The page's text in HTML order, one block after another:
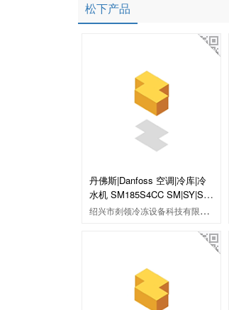
松下产品
丹佛斯|Danfoss 空调|冷库|冷
水机 SM185S4CC SM|SY|SZ
涡旋压缩机
绍兴市剡领冷冻设备科技有限公司